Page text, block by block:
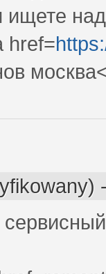
ищете
href=